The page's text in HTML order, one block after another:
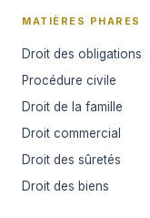
MATIÈRES PHARES
Droit des obligations
Procédure civile
Droit de la famille
Droit commercial
Droit des sûretés
Droit des biens